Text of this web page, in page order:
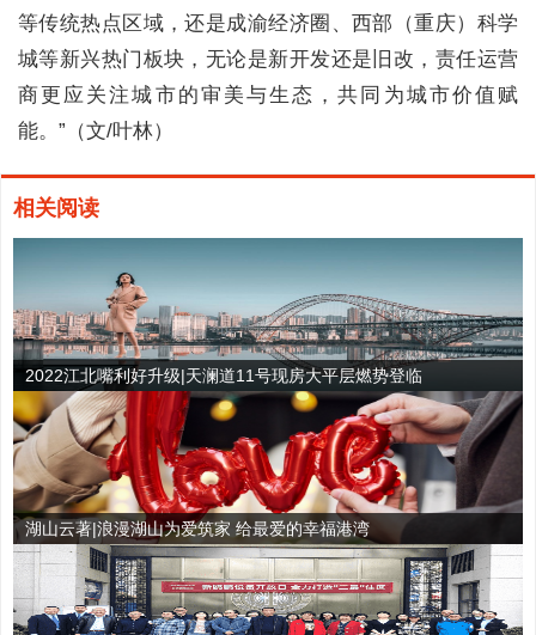
等传统热点区域，还是成渝经济圈、西部（重庆）科学
城等新兴热门板块，无论是新开发还是旧改，责任运营
商更应关注城市的审美与生态，共同为城市价值赋
能。”（文/叶林）
相关阅读
2022江北嘴利好升级|天澜道11号现房大平层燃势登临
湖山云著|浪漫湖山为爱筑家 给最爱的幸福港湾